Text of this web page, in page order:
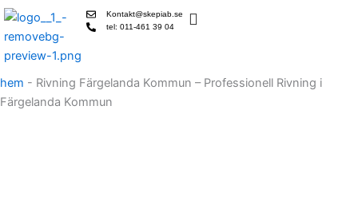
Skip
Kontakt@skepiab.se
tel: 011-461 39 04
hem - Rivning Färgelanda Kommun – Professionell Rivning i
Färgelanda Kommun